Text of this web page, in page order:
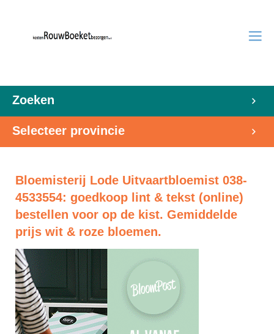
Zoeken
Selecteer provincie
Bloemisterij Lode Uitvaartbloemist 038-
4533554: goedkoop lint & tekst (online)
bestellen voor op de kist. Gemiddelde
prijs wit & roze bloemen.